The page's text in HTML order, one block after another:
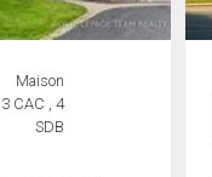
Maison
3 CAC , 4
SDB